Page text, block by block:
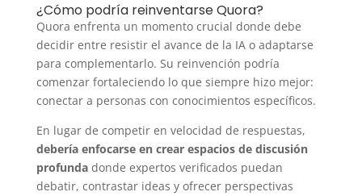
¿Cómo podría reinventarse Quora?
Quora enfrenta un momento crucial donde debe
decidir entre resistir el avance de la IA o adaptarse
para complementarlo. Su reinvención podría
comenzar fortaleciendo lo que siempre hizo mejor:
conectar a personas con conocimientos específicos.
En lugar de competir en velocidad de respuestas,
debería enfocarse en crear espacios de discusión
profunda donde expertos verificados puedan
debatir, contrastar ideas y ofrecer perspectivas